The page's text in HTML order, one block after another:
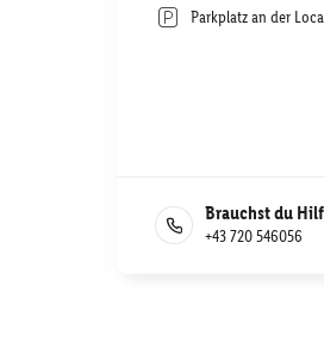
Parkplatz an der
Brauchst du
+43 720 546056